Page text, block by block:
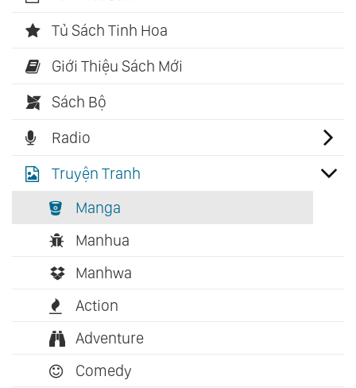
Tủ Sách Tinh Hoa
Giới Thiệu Sách Mới
Sách Bộ
Radio
Truyện Tranh
Manga
Manhua
Manhwa
Action
Adventure
Comedy